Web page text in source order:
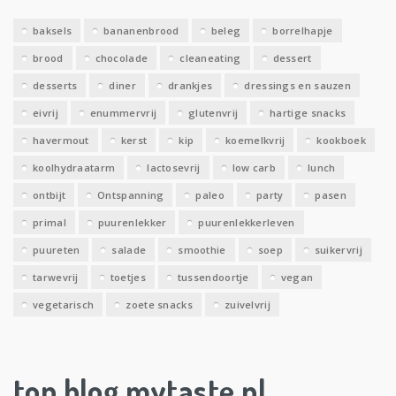
baksels bananenbrood beleg borrelhapje
brood chocolade cleaneating dessert
desserts diner drankjes dressings en sauzen
eivrij enummervrij glutenvrij hartige snacks
havermout kerst kip koemelkvrij kookboek
koolhydraatarm lactosevrij low carb lunch
ontbijt Ontspanning paleo party pasen
primal puurenlekker puurenlekkerleven
puureten salade smoothie soep suikervrij
tarwevrij toetjes tussendoortje vegan
vegetarisch zoete snacks zuivelvrij